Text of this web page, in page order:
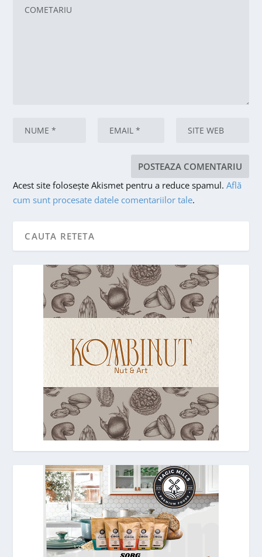
Acest site folosește Akismet pentru a reduce spamul.Află
cum sunt procesate datele comentariilor tale.